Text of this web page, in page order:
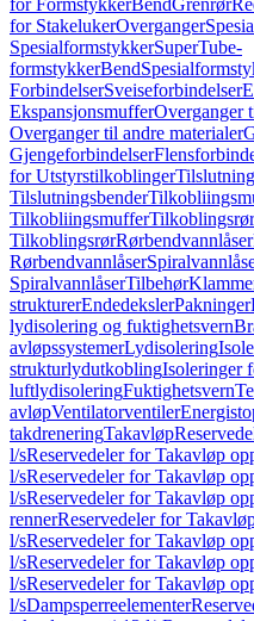
for FormstykkerBendGrenrør
for StakelukerOverganger
SpesialformstykkerSuperTube-
formstykkerBend
ForbindelserSveiseforbindelser
EkspansjonsmufferOverganger
Overganger til andre materialer
Gjengeforbindelser
for Utstyrstilkoblinger
Tilslutningsbender
TilkobliingsmufferTilkoblingsrør
TilkoblingsrørRørbendvannlåser
Rørbendvannlåser
SpiralvannlåserTilbehør
strukturerEndedekslerPakninger
lydisolering og fuktighetsvern
avløpssystemerLydisolering
strukturlydutkoblingIsoleringer
luftlydisoleringFuktighetsvern
avløpVentilatorventiler
takdreneringTakavløp
l/sReservedeler for Takavløp
l/sReservedeler for Takavløp
l/sReservedeler for Takavløp
rennerReservedeler for
l/sReservedeler for Takavløp
l/sReservedeler for Takavløp
l/sReservedeler for Takavløp
l/sDampsperreelementer